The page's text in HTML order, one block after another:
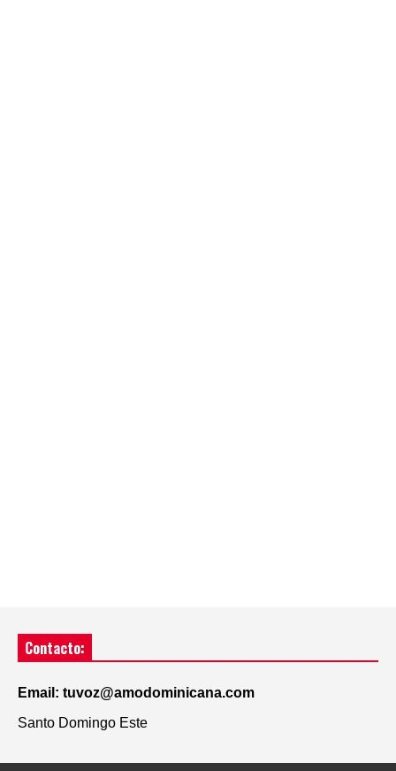
Contacto:
Email: tuvoz@amodominicana.com
Santo Domingo Este